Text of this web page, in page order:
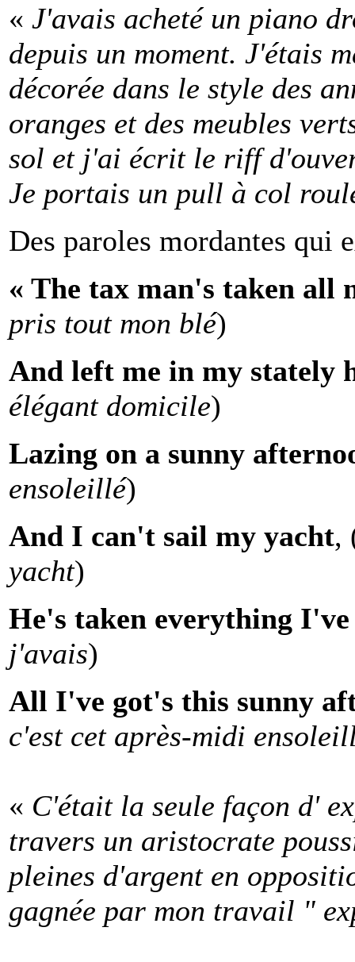
« J'avais acheté un piano
depuis un moment. J'étais
décorée dans le style des
oranges et des meubles
sol et j'ai écrit le riff
Je portais un pull à col
Des paroles mordantes qui
« The tax man's taken all
pris tout mon blé)
And left me in my stately
élégant domicile)
Lazing on a sunny
ensoleillé)
And I can't sail my yacht,
yacht)
He's taken everything
j'avais)
All I've got's this sunny
c'est cet après-midi
« C'était la seule façon d'
travers un aristocrate
pleines d'argent en
gagnée par mon travail "